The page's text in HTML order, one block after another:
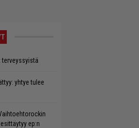
terveyssyistä
yhtye tulee
ep:n